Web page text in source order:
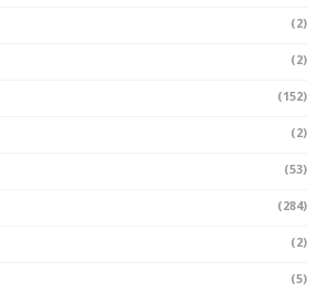
(2)
(2)
(152)
(2)
(53)
(284)
(2)
(5)